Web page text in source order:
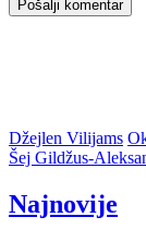
Džejlen Vilijams
Šej Gildžus-
Najnovije